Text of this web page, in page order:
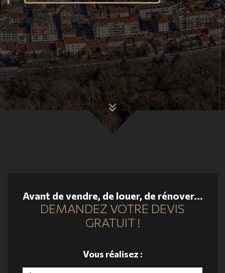
CONTACTEZ-NOUS
VOS OBLIGATIONS DE
VENDEUR
Avant de vendre, de louer, de rénover...
DEMANDEZ VOTRE DEVIS
GRATUIT !
Vous réalisez :